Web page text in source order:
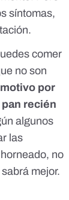
síntomas,
comer
no son
por
recién
algunos
las
no
mejor.